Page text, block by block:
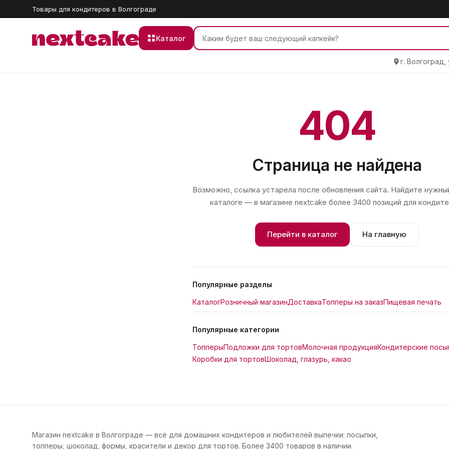
Товары для кондитеров в Волгограде
Каталог
г.
404
Страница не найдена
Возможно, ссылка устарела после обновления сайта. Найдите
каталоге — в магазине nextcake более 3400 позиций для
Перейти в каталог На главную
Популярные разделы
КаталогРозничный магазинДоставкаТопперы на заказПищевая печать
Популярные категории
ТопперыПодложки для тортовМолочная продукцияКондитерские
Коробки для тортовШоколад, глазурь, какао
Магазин nextcake в Волгограде — всё для домашних кондитеров и любителей выпечки: посыпки,
топперы, шоколад, формы, красители и декор для тортов. Более 3400 товаров в наличии.